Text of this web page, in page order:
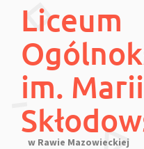
Liceum
im. Marii
w Rawie Mazowieckiej